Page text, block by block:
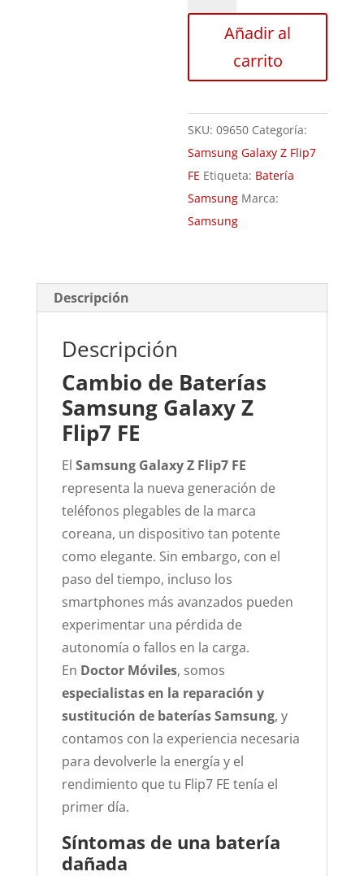
Baterías
Flip7
FE
cantidad
Añadir al
carrito
SKU:09650 Categoría:
Samsung Galaxy Z Flip7
FE Etiqueta: Batería
Samsung Marca:
Samsung
Descripción
Descripción
Cambio de Baterías
Samsung Galaxy Z
Flip7 FE
El Samsung Galaxy Z Flip7 FE
representa la nueva generación de
teléfonos plegables de la marca
coreana, un dispositivo tan potente
como elegante. Sin embargo, con el
paso del tiempo, incluso los
smartphones más avanzados pueden
experimentar una pérdida de
autonomía o fallos en la carga.
En Doctor Móviles, somos
especialistas en la reparación y
sustitución de baterías Samsung, y
contamos con la experiencia necesaria
para devolverle la energía y el
rendimiento que tu Flip7 FE tenía el
primer día.
Síntomas de una batería
dañada